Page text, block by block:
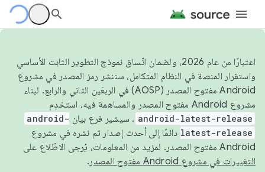
اعتبارًا من عام 2026، ولضمان اتّساق نموذج التطوير الثابت الأساسي
واستقرار المنصة في النظام المتكامل، سننشر رمز المصدر في مشروع
Android مفتوح المصدر (AOSP) في الربعَين الثاني والرابع. لبناء
مشروع Android مفتوح المصدر والمساهمة فيه، استخدِم
android-latest-release . سيشير فرع بيان android-
latest-release دائمًا إلى أحدث إصدار تم نشره في مشروع
Android مفتوح المصدر. لمزيد من المعلومات، يُرجى الاطّلاع على
التغييرات في مشروع Android مفتوح المصدر
.